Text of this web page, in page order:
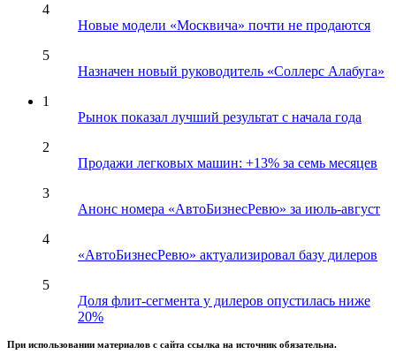
4
Новые модели «Москвича» почти не продаются
5
Назначен новый руководитель «Соллерс Алабуга»
1
Рынок показал лучший результат с начала года
2
Продажи легковых машин: +13% за семь месяцев
3
Анонс номера «АвтоБизнесРевю» за июль-август
4
«АвтоБизнесРевю» актуализировал базу дилеров
5
Доля флит-сегмента у дилеров опустилась ниже
20%
При использовании материалов с сайта ссылка на источник обязательна.